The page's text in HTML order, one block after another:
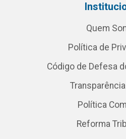
Quem
Política de
Código de Defesa
Transparência
Política
Reforma